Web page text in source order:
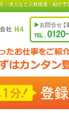
・求人など人材派遣・紹介予